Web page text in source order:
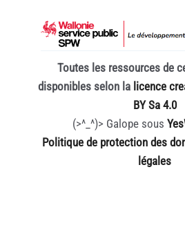
Toutes les ressources de
disponibles selon la licence
BY Sa 4.0
(>^_^)> Galope sous
Politique de protection des
légales